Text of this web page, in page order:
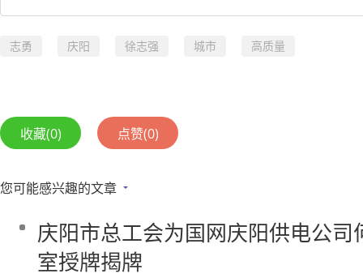
志勇 庆阳 徐志强 城市 高质量
收藏(0) 点赞(0)
您可能感兴趣的文章
庆阳市总工会为国网庆阳供电公
室授牌揭牌